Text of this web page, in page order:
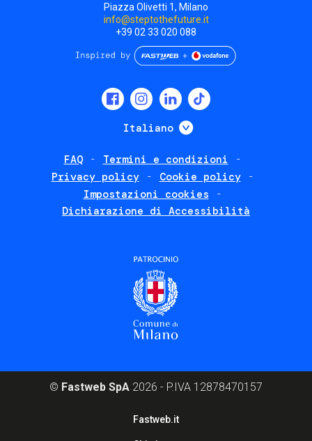
Piazza Olivetti 1, Milano
info@steptothefuture.it
+39 02 33 020 088
Italiano Mostra ulteriori
FAQ
Termini e condizioni
Privacy policy
Cookie policy
Impostazioni cookies
Dichiarazione di Accessibilità
© Fastweb SpA 2026 - P.IVA 12878470157
Fastweb.it